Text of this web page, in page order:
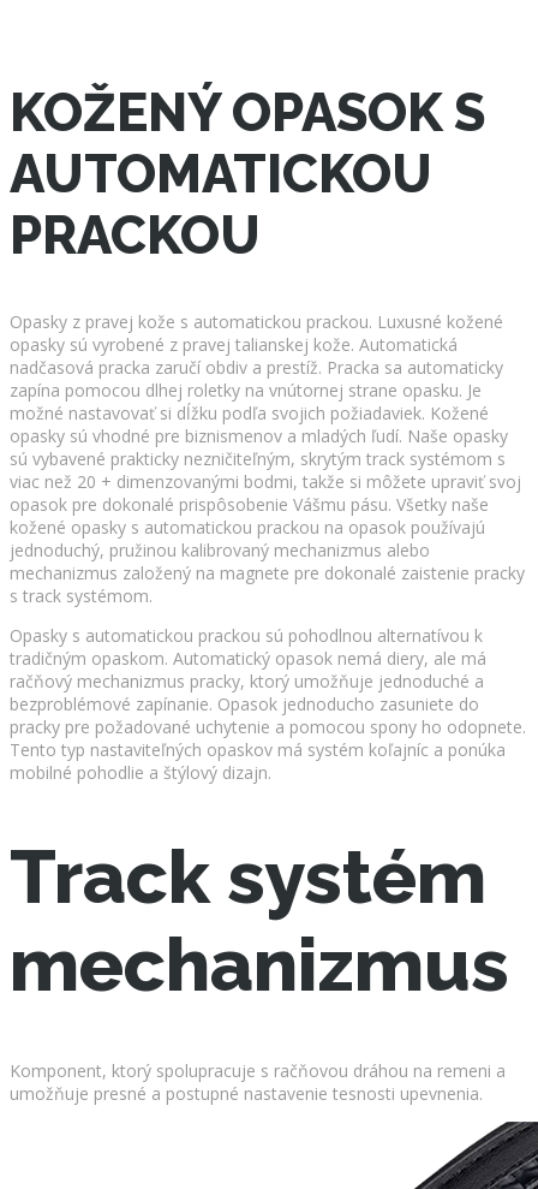
KOŽENÝ OPASOK S
AUTOMATICKOU
PRACKOU
Opasky z pravej kože s automatickou prackou. Luxusné kožené
opasky sú vyrobené z pravej talianskej kože. Automatická
nadčasová pracka zaručí obdiv a prestíž. Pracka sa automaticky
zapína pomocou dlhej roletky na vnútornej strane opasku. Je
možné nastavovať si dĺžku podľa svojich požiadaviek. Kožené
opasky sú vhodné pre biznismenov a mladých ľudí. Naše opasky
sú vybavené prakticky nezničiteľným, skrytým track systémom s
viac než 20 + dimenzovanými bodmi, takže si môžete upraviť svoj
opasok pre dokonalé prispôsobenie Vášmu pásu. Všetky naše
kožené opasky s automatickou prackou na opasok používajú
jednoduchý, pružinou kalibrovaný mechanizmus alebo
mechanizmus založený na magnete pre dokonalé zaistenie pracky
s track systémom.
Opasky s automatickou prackou sú pohodlnou alternatívou k
tradičným opaskom. Automatický opasok nemá diery, ale má
račňový mechanizmus pracky, ktorý umožňuje jednoduché a
bezproblémové zapínanie. Opasok jednoducho zasuniete do
pracky pre požadované uchytenie a pomocou spony ho odopnete.
Tento typ nastaviteľných opaskov má systém koľajníc a ponúka
mobilné pohodlie a štýlový dizajn.
Track systém
mechanizmus
Komponent, ktorý spolupracuje s račňovou dráhou na remeni a
umožňuje presné a postupné nastavenie tesnosti upevnenia.